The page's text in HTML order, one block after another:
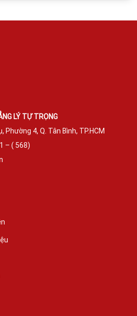
LÝ TỰ TRỌNG
Phường 4, Q. Tân Bình, TP.HCM
– ( 568)